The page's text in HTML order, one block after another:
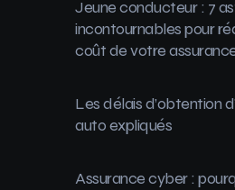
Jeune conducteur : 7
incontournables pour
coût de votre
Les délais d’obtention
auto expliqués
Assurance cyber :